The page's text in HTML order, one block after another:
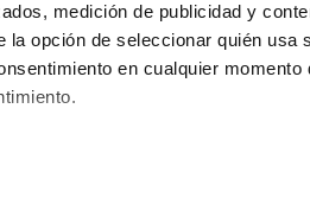
medición de publicidad y
opción de seleccionar quién usa
en cualquier momento